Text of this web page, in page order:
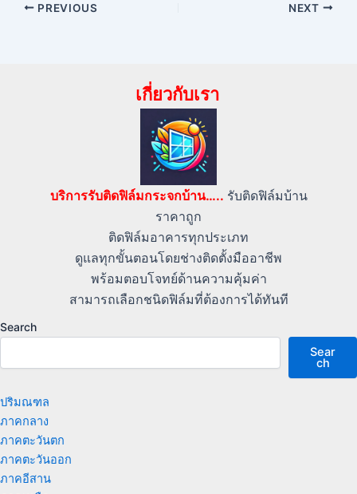
PREVIOUS NEXT
เกี่ยวกับเรา
บริการรับติดฟิล์มกระจกบ้าน….. รับติดฟิล์มบ้าน
ราคาถูก
ติดฟิล์มอาคารทุกประเภท
ดูแลทุกขั้นตอนโดยช่างติดตั้งมืออาชีพ
พร้อมตอบโจทย์ด้านความคุ้มค่า
สามารถเลือกชนิดฟิล์มที่ต้องการได้ทันที
Search
Sear
ch
ปริมณฑล
ภาคกลาง
ภาคตะวันตก
ภาคตะวันออก
ภาคอีสาน